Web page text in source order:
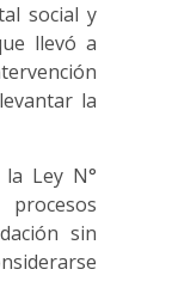
social y
llevó a
la
Ley N°
sin